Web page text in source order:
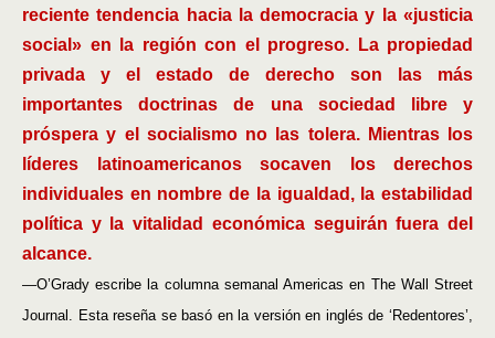
reciente tendencia hacia la democracia y la «justicia
social» en la región con el progreso. La propiedad
privada y el estado de derecho son las más
importantes doctrinas de una sociedad libre y
próspera y el socialismo no las tolera. Mientras los
líderes latinoamericanos socaven los derechos
individuales en nombre de la igualdad, la estabilidad
política y la vitalidad económica seguirán fuera del
alcance.
—O’Grady escribe la columna semanal Americas en The Wall Street
Journal. Esta reseña se basó en la versión en inglés de ‘Redentores’,